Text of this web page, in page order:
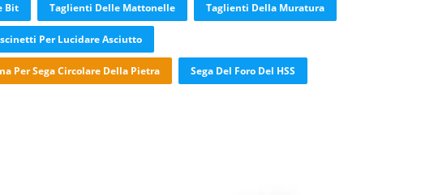
Bit Taglienti Delle Mattonelle Taglienti Della Muratura
Per Lucidare Asciutto
Per Sega Circolare Della Pietra Sega Del Foro Del HSS